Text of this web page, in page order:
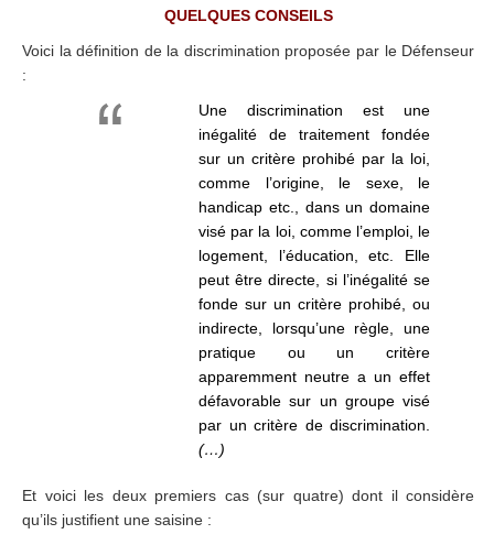
QUELQUES CONSEILS
Voici la définition de la discrimination proposée par le Défenseur
:
Une discrimination est une
inégalité de traitement fondée
sur un critère prohibé par la loi,
comme l’origine, le sexe, le
handicap etc., dans un domaine
visé par la loi, comme l’emploi, le
logement, l’éducation, etc. Elle
peut être directe, si l’inégalité se
fonde sur un critère prohibé, ou
indirecte, lorsqu’une règle, une
pratique ou un critère
apparemment neutre a un effet
défavorable sur un groupe visé
par un critère de discrimination.
(…)
Et voici les deux premiers cas (sur quatre) dont il considère
qu’ils justifient une saisine :